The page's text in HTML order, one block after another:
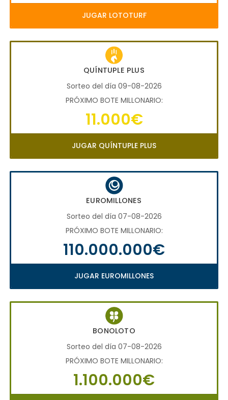
JUGAR LOTOTURF
QUÍNTUPLE PLUS
Sorteo del día 09-08-2026
PRÓXIMO BOTE MILLONARIO:
11.000€
JUGAR QUÍNTUPLE PLUS
EUROMILLONES
Sorteo del día 07-08-2026
PRÓXIMO BOTE MILLONARIO:
110.000.000€
JUGAR EUROMILLONES
BONOLOTO
Sorteo del día 07-08-2026
PRÓXIMO BOTE MILLONARIO:
1.100.000€